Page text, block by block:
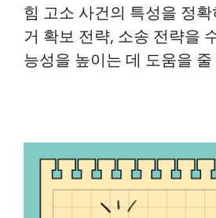
힘 고소 사건의 특성을 정
거 확보 전략, 소송 전략을
능성을 높이는 데 도움을